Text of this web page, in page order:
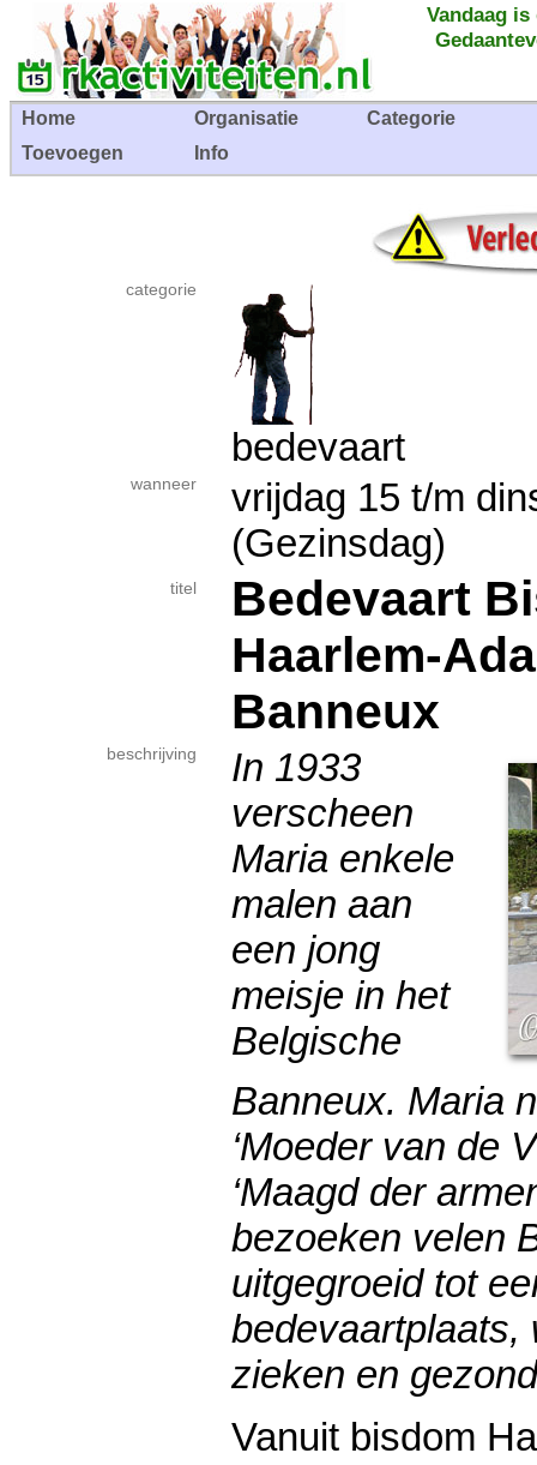
Vandaag
Home Organisatie
Categorie
Toevoegen
Info
categorie
bedevaart
wanneer
vrijdag 15 t/m
(Gezinsdag)
titel
Bedevaart
Haarlem-
Banneux
beschrijving
In 1933
verscheen
Maria enkele
malen aan
een jong
meisje in het
Belgische
Banneux. Maria
‘Moeder van de
‘Maagd der
bezoeken velen
uitgegroeid tot
bedevaartplaats,
zieken en
Vanuit bisdom